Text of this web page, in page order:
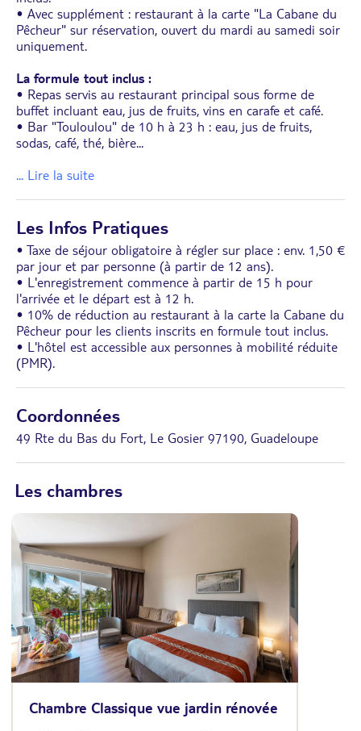
• Avec supplément : restaurant à la carte "La Cabane du
Pêcheur" sur réservation, ouvert du mardi au samedi soir
uniquement.
La formule tout inclus :
• Repas servis au restaurant principal sous forme de
buffet incluant eau, jus de fruits, vins en carafe et café.
• Bar "Touloulou" de 10 h à 23 h : eau, jus de fruits,
sodas, café, thé, bière...
... Lire la suite
Les Infos Pratiques
• Taxe de séjour obligatoire à régler sur place : env. 1,50 €
par jour et par personne (à partir de 12 ans).
• L'enregistrement commence à partir de 15 h pour
l'arrivée et le départ est à 12 h.
• 10% de réduction au restaurant à la carte la Cabane du
Pêcheur pour les clients inscrits en formule tout inclus.
• L'hôtel est accessible aux personnes à mobilité réduite
(PMR).
Coordonnées
49 Rte du Bas du Fort, Le Gosier 97190, Guadeloupe
Les chambres
Chambre Classique vue jardin rénovée